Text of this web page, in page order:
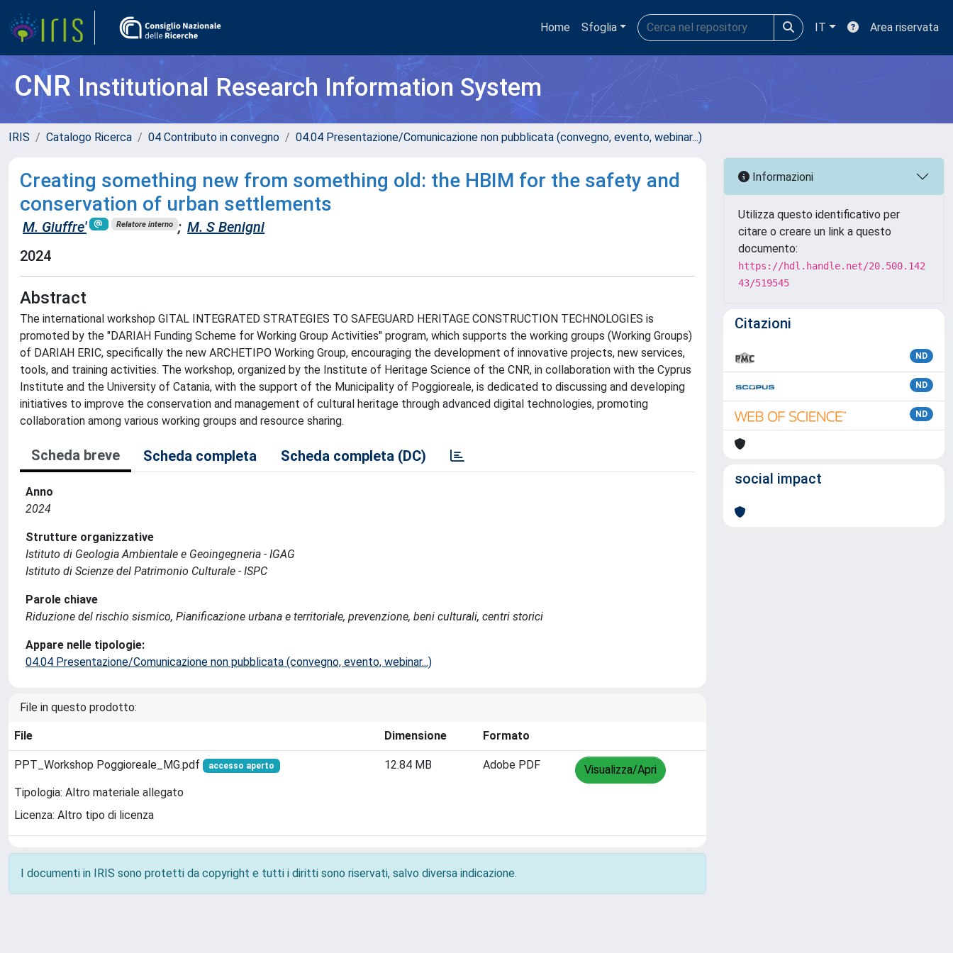
Home Sfoglia IT Area riservata
CNRInstitutional Research Information System
IRIS Catalogo Ricerca 04 Contributo in convegno 04.04 Presentazione/Comunicazione non pubblicata (convegno, evento, webinar...)
Creating something new from something old: the HBIM for the safety and
conservation of urban settlements
M. Giuffre' Relatore interno ; M. S Benigni
2024
Abstract
The international workshop GITAL INTEGRATED STRATEGIES TO SAFEGUARD HERITAGE CONSTRUCTION TECHNOLOGIES is
promoted by the "DARIAH Funding Scheme for Working Group Activities" program, which supports the working groups (Working Groups)
of DARIAH ERIC, specifically the new ARCHETIPO Working Group, encouraging the development of innovative projects, new services,
tools, and training activities. The workshop, organized by the Institute of Heritage Science of the CNR, in collaboration with the Cyprus
Institute and the University of Catania, with the support of the Municipality of Poggioreale, is dedicated to discussing and developing
initiatives to improve the conservation and management of cultural heritage through advanced digital technologies, promoting
collaboration among various working groups and resource sharing.
Scheda breve Scheda completa Scheda completa (DC)
Anno
2024
Strutture organizzative
Istituto di Geologia Ambientale e Geoingegneria - IGAG
Istituto di Scienze del Patrimonio Culturale - ISPC
Parole chiave
Riduzione del rischio sismico, Pianificazione urbana e territoriale, prevenzione, beni culturali, centri storici
Appare nelle tipologie:
04.04 Presentazione/Comunicazione non pubblicata (convegno, evento, webinar...)
File in questo prodotto:
File Dimensione Formato
PPT_Workshop Poggioreale_MG.pdf accesso aperto
Tipologia: Altro materiale allegato
Licenza: Altro tipo di licenza
12.84 MB Adobe PDF Visualizza/Apri
I documenti in IRIS sono protetti da copyright e tutti i diritti sono riservati, salvo diversa indicazione.
Informazioni
Utilizza questo identificativo per
citare o creare un link a questo
documento:
https://hdl.handle.net/20.500.142
43/519545
Citazioni
ND
ND
ND
social impact